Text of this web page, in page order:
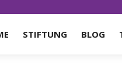
STIFTUNG BLOG